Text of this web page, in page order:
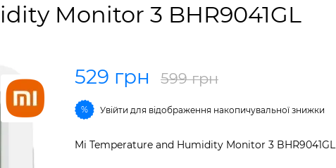
Monitor 3 BHR9041GL
529 грн 599 грн
% Увійти для відображення накопичувальної знижки
Mi Temperature and Humidity Monitor 3 BHR9041GL